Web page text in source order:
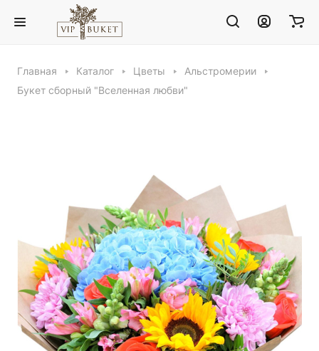
Главная Каталог Цветы
Альстромерии
Букет сборный "Вселенная любви"